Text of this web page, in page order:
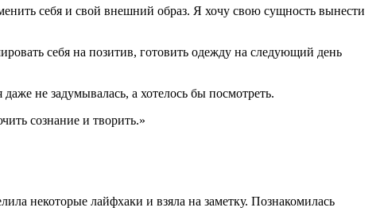
себя и свой внешний образ. Я хочу свою сущность вынести
себя на позитив, готовить одежду на следующий день
не задумывалась, а хотелось бы посмотреть.
сознание и творить.»
некоторые лайфхаки и взяла на заметку. Познакомилась